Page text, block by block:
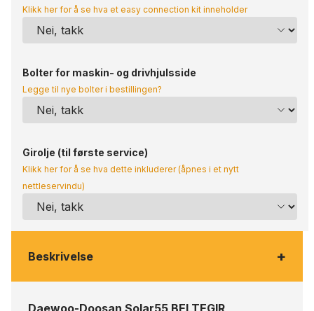
Klikk her for å se hva et easy connection kit inneholder
Bolter for maskin- og drivhjulsside
Legge til nye bolter i bestillingen?
Girolje (til første service)
Klikk her for å se hva dette inkluderer (åpnes i et nytt
nettleservindu)
Beskrivelse +
Daewoo-Doosan Solar55 BELTEGIR